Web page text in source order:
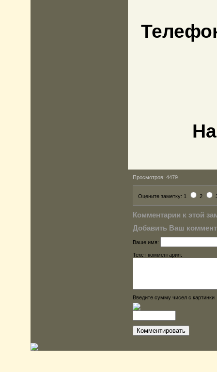
Просмотров: 4479
Оцените заметку: 1 2
Комментарии к этой
Добавить Ваш
Ваше имя:
Текст комментария:
Введите сумму чисел с картинки